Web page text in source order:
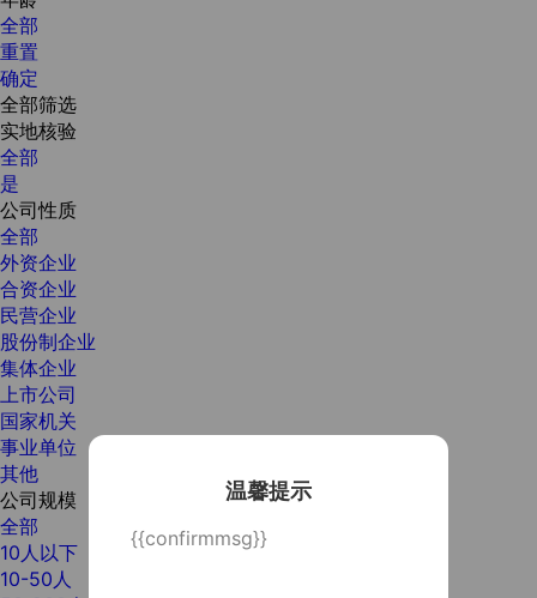
温馨提示
{{confirmmsg}}
全部
重置
确定
全部筛选
实地核验
全部
是
公司性质
全部
外资企业
合资企业
民营企业
股份制企业
集体企业
上市公司
国家机关
事业单位
其他
公司规模
全部
10人以下
10-50人